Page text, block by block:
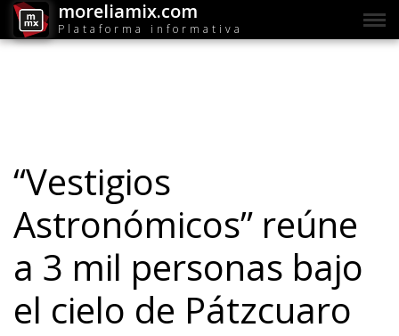
moreliamix.com
Plataforma informativa
“Vestigios
Astronómicos” reúne
a 3 mil personas bajo
el cielo de Pátzcuaro